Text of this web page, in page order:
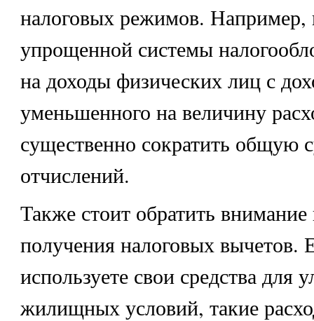
налоговых режимов. Например,
упрощенной системы
на доходы физических лиц с
уменьшенного на величину
существенно сократить общую
отчислений.
Также стоит обратить
получения налоговых вычетов.
используете свои средства для
жилищных условий, такие